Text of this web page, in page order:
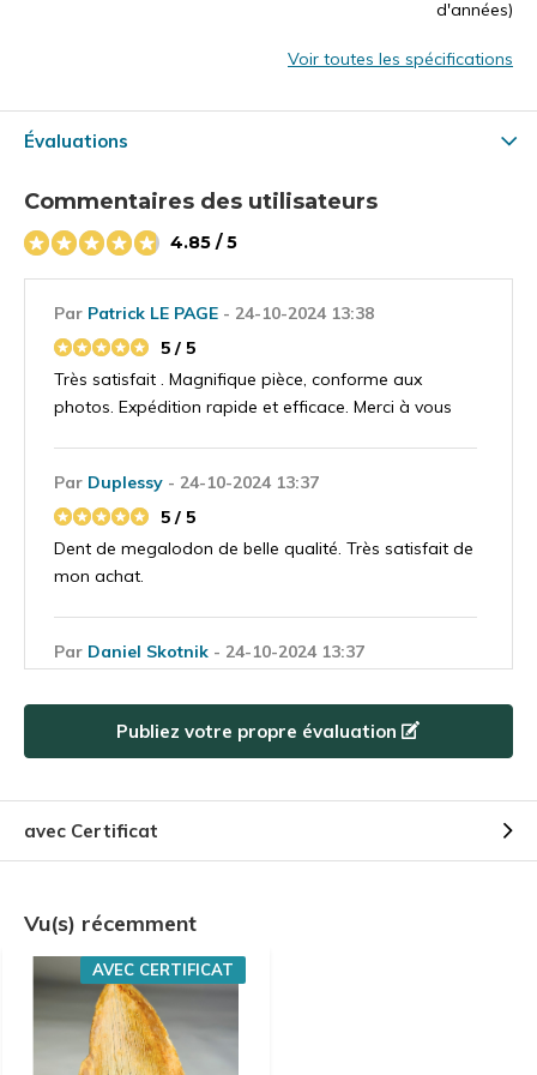
d'années)
Voir toutes les spécifications
Évaluations
Commentaires des utilisateurs
4.85 / 5
Par Patrick LE PAGE - 24-10-2024 13:38
5 / 5
Très satisfait . Magnifique pièce, conforme aux
photos. Expédition rapide et efficace. Merci à vous
Par Duplessy - 24-10-2024 13:37
5 / 5
Dent de megalodon de belle qualité. Très satisfait de
mon achat.
Par Daniel Skotnik - 24-10-2024 13:37
Just like the pictures. Stunning thooth. Anytime again.
Super blij mee. Mooier in het echt dan op de foto's.
Par Marco- 24-10-2024 13:37
5 / 5
Item as described, excellently packed and fast
delivered. Awesome product.
Publiez votre propre évaluation
avec Certificat
Vu(s) récemment
AVEC CERTIFICAT